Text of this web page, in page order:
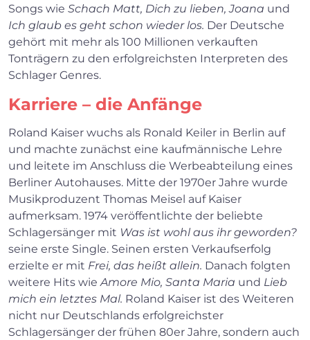
Songs wie Schach Matt, Dich zu lieben, Joana und
Ich glaub es geht schon wieder los. Der Deutsche
gehört mit mehr als 100 Millionen verkauften
Tonträgern zu den erfolgreichsten Interpreten des
Schlager Genres.
Karriere – die Anfänge
Roland Kaiser wuchs als Ronald Keiler in Berlin auf
und machte zunächst eine kaufmännische Lehre
und leitete im Anschluss die Werbeabteilung eines
Berliner Autohauses. Mitte der 1970er Jahre wurde
Musikproduzent Thomas Meisel auf Kaiser
aufmerksam. 1974 veröffentlichte der beliebte
Schlagersänger mit Was ist wohl aus ihr geworden?
seine erste Single. Seinen ersten Verkaufserfolg
erzielte er mit Frei, das heißt allein. Danach folgten
weitere Hits wieAmore Mio, Santa Maria und Lieb
mich ein letztes Mal. Roland Kaiser ist des Weiteren
nicht nur Deutschlands erfolgreichster
Schlagersänger der frühen 80er Jahre, sondern auch